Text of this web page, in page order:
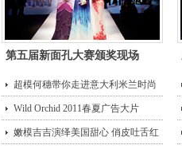
第五届新面孔大赛颁奖现场
超模何穗带你走进意大利米兰时尚
街头Wild Orchid 2011春夏广告大片
嫩模吉吉演绎美国甜心 俏皮吐舌红